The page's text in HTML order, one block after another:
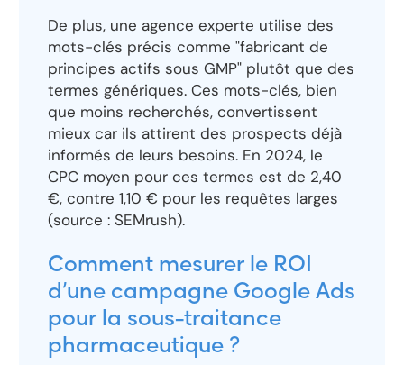
De plus, une agence experte utilise des
mots-clés précis comme "fabricant de
principes actifs sous GMP" plutôt que des
termes génériques. Ces mots-clés, bien
que moins recherchés, convertissent
mieux car ils attirent des prospects déjà
informés de leurs besoins. En 2024, le
CPC moyen pour ces termes est de 2,40
€, contre 1,10 € pour les requêtes larges
(source : SEMrush).
Comment mesurer le ROI
d’une campagne Google Ads
pour la sous-traitance
pharmaceutique ?